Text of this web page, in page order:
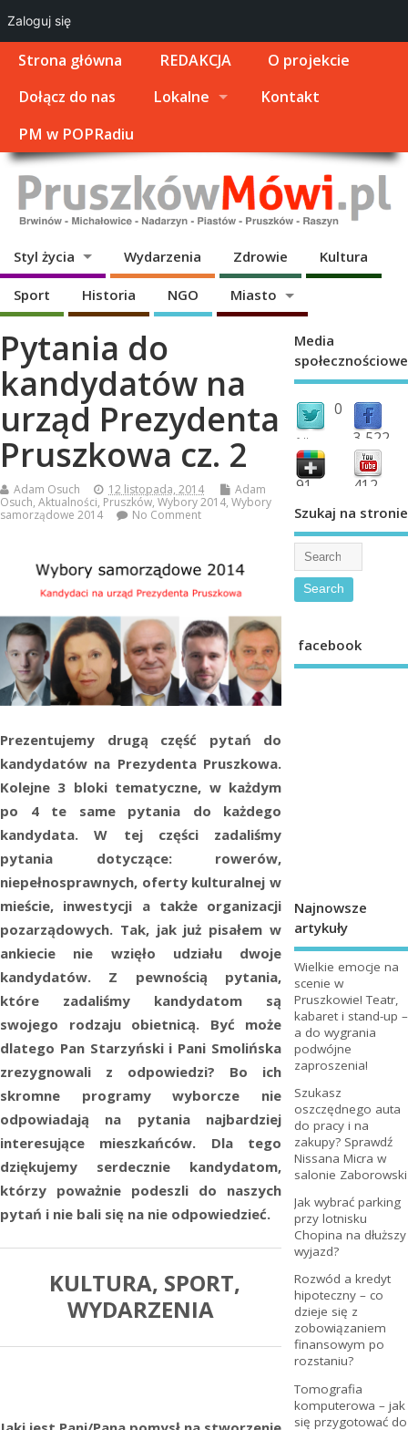
Strona główna REDAKCJA
O projekcie
Dołącz do nas
Lokalne
Kontakt
PM w POPRadiu
Styl życia Wydarzenia Zdrowie Kultura
Sport Historia NGO Miasto
Pytania do
kandydatów na
urząd Prezydenta
Pruszkowa cz. 2
Adam Osuch 12 listopada, 2014
Adam
Osuch, Aktualności, Pruszków, Wybory 2014, Wybory
samorządowe 2014
No Comment
Prezentujemy drugą część pytań do
kandydatów na Prezydenta Pruszkowa.
Kolejne 3 bloki tematyczne, w każdym
po 4 te same pytania do każdego
kandydata. W tej części zadaliśmy
pytania dotyczące: rowerów,
niepełnosprawnych, oferty kulturalnej w
mieście, inwestycji a także organizacji
pozarządowych. Tak, jak już pisałem w
ankiecie nie wzięło udziału dwoje
kandydatów. Z pewnością pytania,
które zadaliśmy kandydatom są
swojego rodzaju obietnicą. Być może
dlatego Pan Starzyński i Pani Smolińska
zrezygnowali z odpowiedzi? Bo ich
skromne programy wyborcze nie
odpowiadają na pytania najbardziej
interesujące mieszkańców. Dla tego
dziękujemy serdecznie kandydatom,
którzy poważnie podeszli do naszych
pytań i nie bali się na nie odpowiedzieć.
KULTURA, SPORT,
WYDARZENIA
Media
społecznościowe
0
followers 3,522
fans
91 412
Szukaj na stronie
facebook
Najnowsze
artykuły
Wielkie emocje na
scenie w
Pruszkowie! Teatr,
kabaret i stand-up –
a do wygrania
podwójne
zaproszenia!
Szukasz
oszczędnego auta
do pracy i na
zakupy? Sprawdź
Nissana Micra w
salonie Zaborowski
Jak wybrać parking
przy lotnisku
Chopina na dłuższy
wyjazd?
Rozwód a kredyt
hipoteczny – co
dzieje się z
zobowiązaniem
finansowym po
rozstaniu?
Tomografia
komputerowa – jak
się przygotować do
Zaloguj się